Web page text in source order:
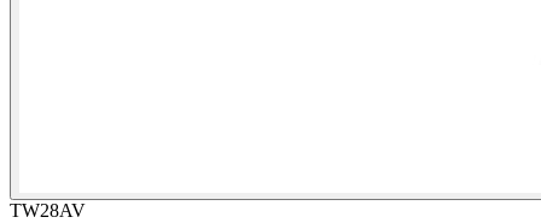
TW28AV